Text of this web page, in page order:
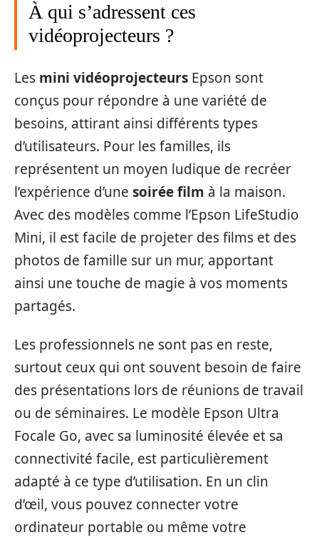
À qui s’adressent ces
vidéoprojecteurs ?
Les mini vidéoprojecteurs Epson sont
conçus pour répondre à une variété de
besoins, attirant ainsi différents types
d’utilisateurs. Pour les familles, ils
représentent un moyen ludique de recréer
l’expérience d’une soirée film à la maison.
Avec des modèles comme l’Epson LifeStudio
Mini, il est facile de projeter des films et des
photos de famille sur un mur, apportant
ainsi une touche de magie à vos moments
partagés.
Les professionnels ne sont pas en reste,
surtout ceux qui ont souvent besoin de faire
des présentations lors de réunions de travail
ou de séminaires. Le modèle Epson Ultra
Focale Go, avec sa luminosité élevée et sa
connectivité facile, est particulièrement
adapté à ce type d’utilisation. En un clin
d’œil, vous pouvez connecter votre
ordinateur portable ou même votre